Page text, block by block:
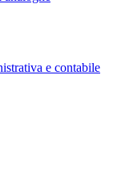
e contabile